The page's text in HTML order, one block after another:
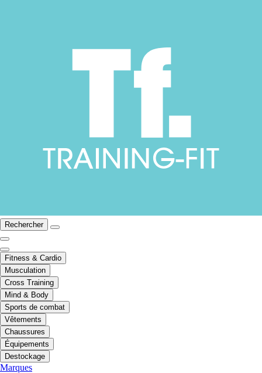
Rechercher
Fitness & Cardio
Musculation
Cross Training
Mind & Body
Sports de combat
Vêtements
Chaussures
Équipements
Destockage
Marques